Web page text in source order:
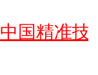
中国精准技